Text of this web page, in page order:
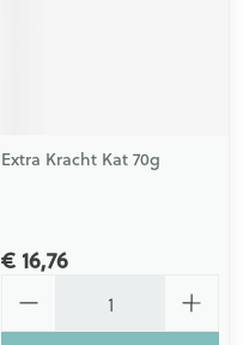
Extra Kracht Kat 70g
€ 16,76